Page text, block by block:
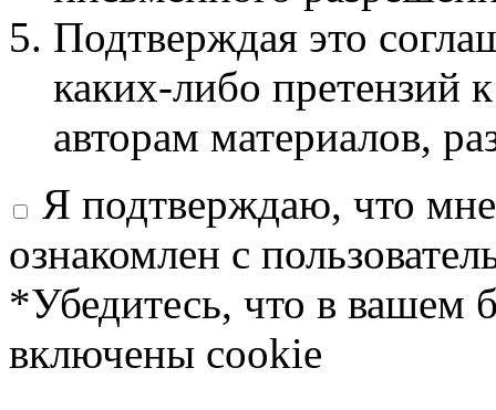
Подтверждая это
каких-либо претензий
авторам материалов,
Я подтверждаю, что
ознакомлен с
*Убедитесь, что в вашем
включены cookie